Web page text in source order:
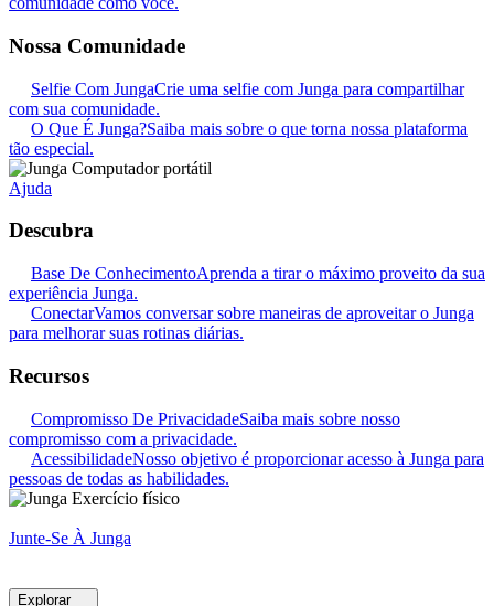
Nossa Comunidade
Selfie Com JungaCrie uma selfie com Junga para compartilhar
com sua comunidade.
O Que É Junga?Saiba mais sobre o que torna nossa plataforma
tão especial.
Ajuda
Descubra
Base De ConhecimentoAprenda a tirar o máximo proveito da sua
experiência Junga.
ConectarVamos conversar sobre maneiras de aproveitar o Junga
para melhorar suas rotinas diárias.
Recursos
Compromisso De PrivacidadeSaiba mais sobre nosso
compromisso com a privacidade.
AcessibilidadeNosso objetivo é proporcionar acesso à Junga para
pessoas de todas as habilidades.
Junte-Se À Junga
Explorar